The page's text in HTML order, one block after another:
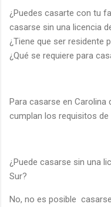
¿Puedes casarte con tu
casarse sin una licencia
¿Tiene que ser residente
¿Qué se requiere para
Para casarse en Carolina
cumplan los requisitos de
¿Puede casarse sin una
Sur?
No, no es posible